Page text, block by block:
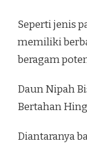
Seperti jenis
memiliki
beragam
Daun Nipah
Bertahan
Diantaranya